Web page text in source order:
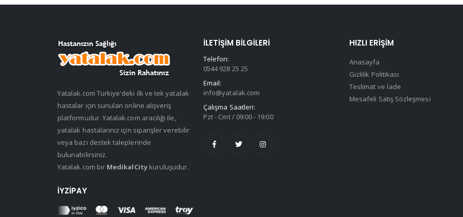
Yatalak.com Türkiye'deki ilk ve tek yatalak
hastalar için sunulan online alışveriş
platformudur. Yatalak.com aracılığı ile,
yatalak hastalarınız için siparişler verebilir
veya bazı destek taleplerinde
bulunabilirsiniz.
Yatalak.com bir MedikalCitykuruluşudur.
İYZIPAY
İLETIŞIM BILGILERI
Telefon:
0544 928 25 25
Email:
info@yatalak.com
Çalışma Saatleri:
Pzt - Cmt / 09:00 - 19:00
HIZLI ERIŞIM
Anasayfa
Gizlilik Politikası
Teslimat ve İade
Mesafeli Satış Sözleşmesi